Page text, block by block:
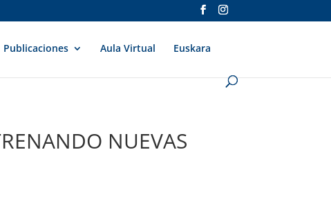
Publicaciones Aula Virtual Euskara
NUEVAS